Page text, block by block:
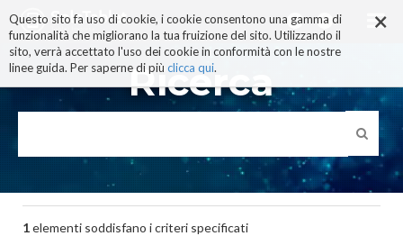
×
Questo sito fa uso di cookie, i cookie consentono una gamma di
funzionalità che migliorano la tua fruizione del sito. Utilizzando il
sito, verrà accettato l'uso dei cookie in conformità con le nostre
linee guida. Per saperne di più clicca qui.
ai
contenuti.
|
alla
navigazione
Ricerca
1elementi soddisfano i criteri specificati